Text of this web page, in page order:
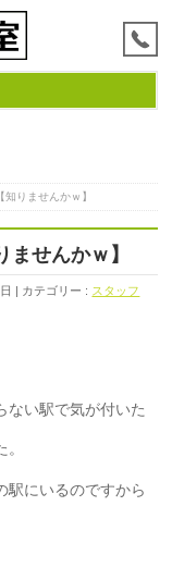
知りませんかｗ】
ませんかｗ】
カテゴリー : スタッフ
ない駅で気が付いた
駅にいるのですから